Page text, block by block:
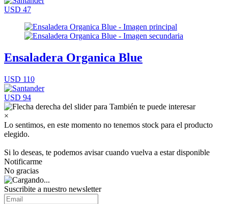
USD 47
Ensaladera Organica Blue
USD 110
USD 94
×
Lo sentimos, en este momento no tenemos stock para el producto
elegido.
Si lo deseas, te podemos avisar cuando vuelva a estar disponible
Notificarme
No gracias
Suscribite a nuestro newsletter